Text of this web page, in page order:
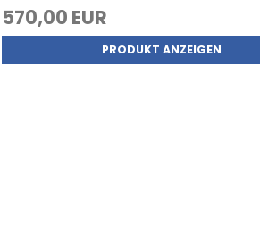
570,00 EUR
PRODUKT ANZEIGEN